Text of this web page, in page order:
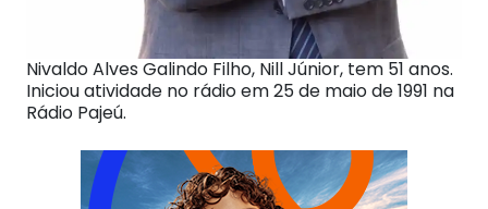
Nivaldo Alves Galindo Filho, Nill Júnior, tem 51 anos.
Iniciou atividade no rádio em 25 de maio de 1991 na
Rádio Pajeú.